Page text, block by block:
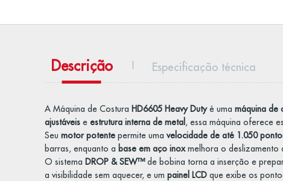
Descrição Especificação técnica
A Máquina de Costura HD6605 Heavy Dutyé uma máquina de
ajustáveise estrutura interna de metal , essa máquina oferece
Seu motor potentepermite umavelocidade de até 1.050
barras, enquanto a base em aço inoxmelhora o deslizamento
O sistema DROP & SEW™de bobina torna a inserção e
a visibilidade sem aquecer, e um painel LCDque exibe os